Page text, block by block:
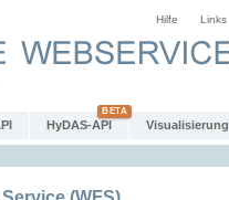
Hilfe Links
HyDAS-API Visualisierung